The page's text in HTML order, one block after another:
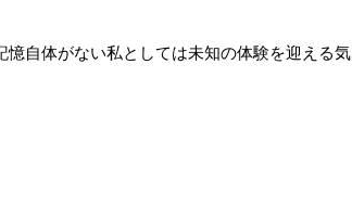
自体がない私としては未知の体験を迎える気